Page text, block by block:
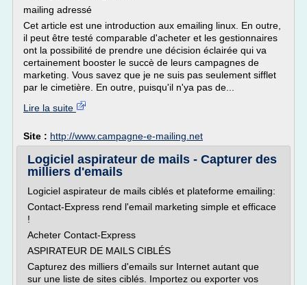
mailing adressé
Cet article est une introduction aux emailing linux. En outre,
il peut être testé comparable d'acheter et les gestionnaires
ont la possibilité de prendre une décision éclairée qui va
certainement booster le succè de leurs campagnes de
marketing. Vous savez que je ne suis pas seulement sifflet
par le cimetière. En outre, puisqu'il n'ya pas de...
Lire la suite
Site : http://www.campagne-e-mailing.net
Logiciel aspirateur de mails - Capturer des
milliers d'emails
Logiciel aspirateur de mails ciblés et plateforme emailing:
Contact-Express rend l'email marketing simple et efficace
!
Acheter Contact-Express
ASPIRATEUR DE MAILS CIBLÉS
Capturez des milliers d'emails sur Internet autant que
sur une liste de sites ciblés. Importez ou exporter vos